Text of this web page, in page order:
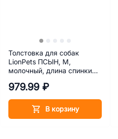
Толстовка для собак
LionPets ПСЫН, M,
молочный, длина спинки
979.99 ₽
В корзину